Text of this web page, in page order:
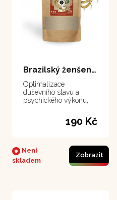
Brazilský ženšen - suma 100 g
Optimalizace
duševního stavu a
psychického výkonu,
období stresu, zlepšuje
paměťExpirace do190 Kč
Není
skladem
Zobrazit